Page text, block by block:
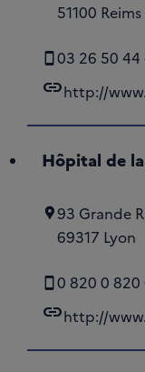
51100 Reims
03 26 50 44
linkhttp://
Hôpital de
93 Grande
69317 Lyon
0 820 0 820
linkhttp://